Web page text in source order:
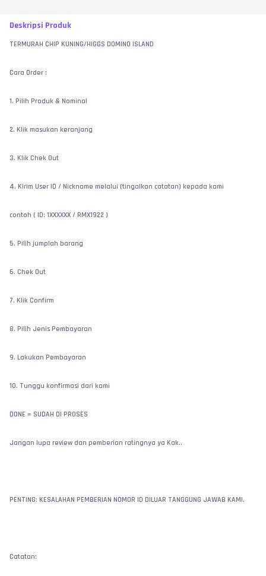
Deskripsi Produk
TERMURAH CHIP KUNING/HIGGS DOMINO ISLAND
Cara Order :
1. Pilih Produk & Nominal
2. Klik masukan keranjang
3. Klik Chek Out
4. Kirim User ID / Nickname melalui (tingalkan catatan) kepada kami
contoh ( ID: 1XXXXXX / RMX1922 )
5. Pilih jumplah barang
6. Chek Out
7. Klik Confirm
8. Pilih Jenis Pembayaran
9. Lakukan Pembayaran
10. Tunggu konfirmasi dari kami
DONE = SUDAH DI PROSES
Jangan lupa review dan pemberian ratingnya ya Kak..
PENTING: KESALAHAN PEMBERIAN NOMOR ID DILUAR TANGGUNG JAWAB KAMI.
Catatan: